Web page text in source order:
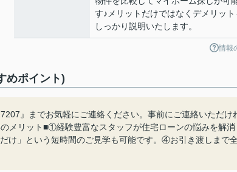
す♪メリットだけではなくデメリット
しっかり説明いたします。
情報
ポイント)
』までお気軽にご連絡ください。事前にご連絡いただけ
メリット■①経験豊富なスタッフが住宅ローンの悩みを解消
け」という短時間のご見学も可能です。④お引き渡しまで